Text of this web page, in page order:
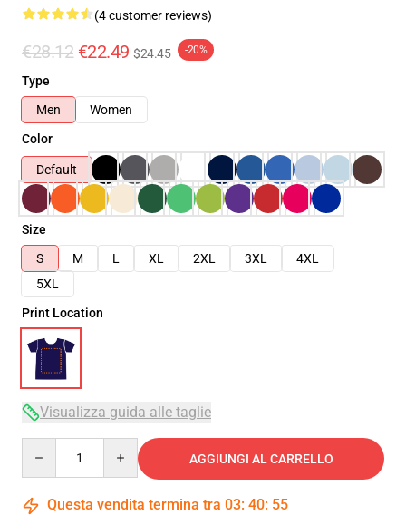
(4 customer reviews)
€28.12 €22.49 $24.45 -20%
Type
Men
Women
Color
Default
Size
S
M L XL 2XL 3XL
4XL
5XL
Print Location
Visualizza guida alle taglie
AGGIUNGI AL CARRELLO
Questa vendita termina tra 03: 40: 54